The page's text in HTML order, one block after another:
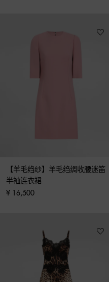
【羊毛绉纱】羊毛绉绸收腰迷笛
半袖连衣裙
¥ 16,500